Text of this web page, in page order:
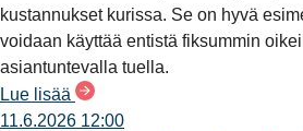
kustannukset kurissa. Se on hyvä
voidaan käyttää entistä fiksummin
asiantuntevalla tuella.
Lue lisää
11.6.2026 12:00